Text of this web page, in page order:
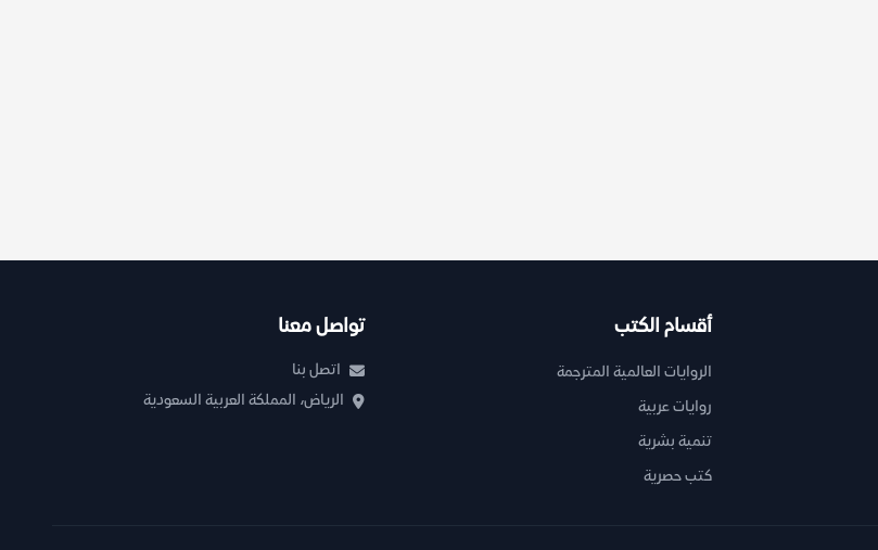
أقسام الكتب
الروايات العالمية المترجمة
روايات عربية
تنمية بشرية
كتب حصرية
تواصل معنا
اتصل بنا
الرياض، المملكة العربية السعودية